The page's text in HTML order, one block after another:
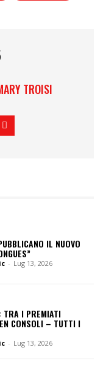
TROISI
IL NUOVO
- Lug 13, 2026
TRA I PREMIATI
CONSOLI – TUTTI I
- Lug 13, 2026